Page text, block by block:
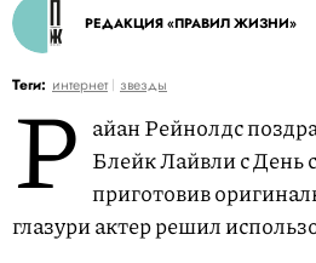
РЕДАКЦИЯ «ПРАВИЛ ЖИЗНИ»
Теги: интернет звезды
Р айан Рейнолдс
Блейк Лайвли с День
приготовив
глазури актер решил